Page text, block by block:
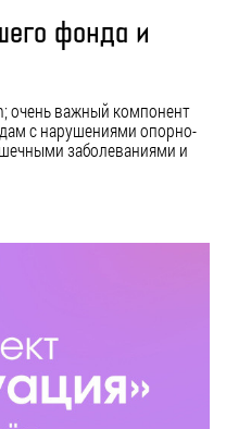
фонда и
очень важный компонент
с нарушениями опорно-
заболеваниями и